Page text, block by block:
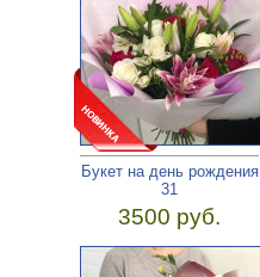
Букет на день рождения
31
3500 руб.